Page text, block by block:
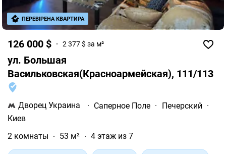
126 000 $ 2 377 $ за м²
ул. Большая
Васильковская(Красноармейская), 111/113
Дворец Украина · Саперное Поле · Печерский ·
Киев
2 комнаты
53 м² 4 этаж из 7
ПЕРЕВІРЕНА КВАРТИРА